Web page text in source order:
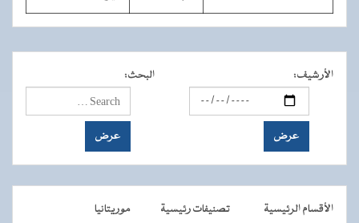
الأرشيف: البحث:
الأقسام الرئيسية تصنيفات رئيسية
موريتانيا